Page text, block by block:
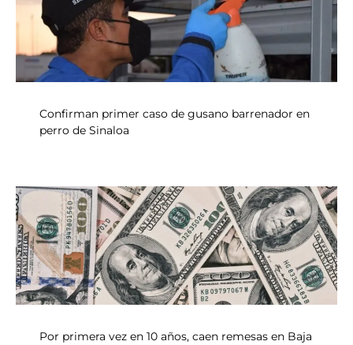
Confirman primer caso de gusano barrenador en
perro de Sinaloa
Por primera vez en 10 años, caen remesas en Baja